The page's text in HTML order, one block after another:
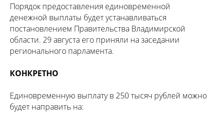
Порядок предоставления единовременной
денежной выплаты будет устанавливаться
постановлением Правительства Владимирской
области. 29 августа его приняли на заседании
регионального парламента.
КОНКРЕТНО
Единовременную выплату в 250 тысяч рублей можно
будет направить на: